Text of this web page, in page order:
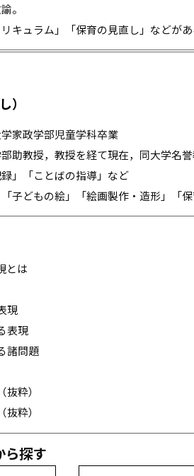
。
キュラム」「保育の見直し」などがあ
）
家政学部児童学科卒業
助教授，教授を経て現在，同大学名
」「ことばの指導」など
子どもの絵」「絵画製作・造形」「
とは
現
表現
諸問題
粋）
粋）
ら探す